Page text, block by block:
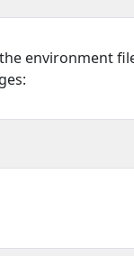
environment